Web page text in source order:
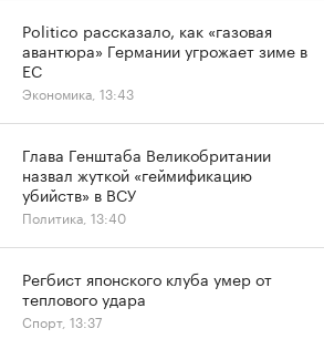
Politico рассказало, как «газовая
авантюра» Германии угрожает зиме в
ЕС
Экономика, 13:43
Глава Генштаба Великобритании
назвал жуткой «геймификацию
убийств» в ВСУ
Политика, 13:40
Регбист японского клуба умер от
теплового удара
Спорт, 13:37